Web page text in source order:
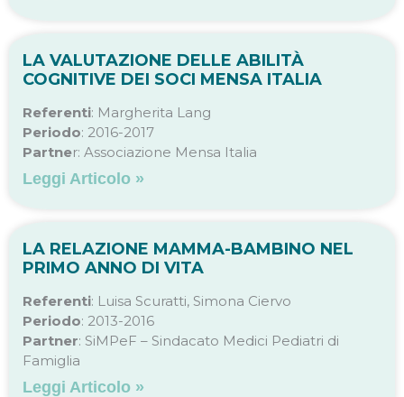
LA VALUTAZIONE DELLE ABILITÀ
COGNITIVE DEI SOCI MENSA ITALIA
Referenti: Margherita Lang
Periodo: 2016-2017
Partner: Associazione Mensa Italia
Leggi Articolo »
LA RELAZIONE MAMMA-BAMBINO NEL
PRIMO ANNO DI VITA
Referenti: Luisa Scuratti, Simona Ciervo
Periodo: 2013-2016
Partner: SiMPeF – Sindacato Medici Pediatri di
Famiglia
Leggi Articolo »